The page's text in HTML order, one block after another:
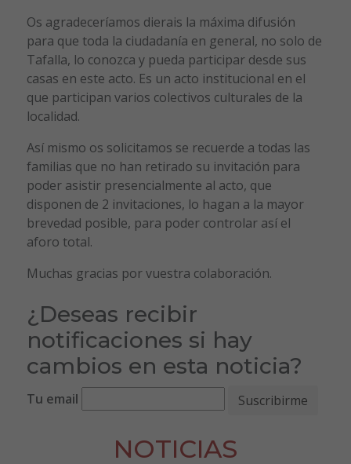
Os agradeceríamos dierais la máxima difusión
para que toda la ciudadanía en general, no solo de
Tafalla, lo conozca y pueda participar desde sus
casas en este acto. Es un acto institucional en el
que participan varios colectivos culturales de la
localidad.
Así mismo os solicitamos se recuerde a todas las
familias que no han retirado su invitación para
poder asistir presencialmente al acto, que
disponen de 2 invitaciones, lo hagan a la mayor
brevedad posible, para poder controlar así el
aforo total.
Muchas gracias por vuestra colaboración.
¿Deseas recibir
notificaciones si hay
cambios en esta noticia?
Tu email
NOTICIAS